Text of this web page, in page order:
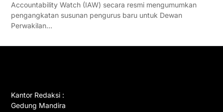
Accountability Watch (IAW) secara resmi mengumumkan
pengangkatan susunan pengurus baru untuk Dewan
Perwakilan…
Kantor Redaksi :
Gedung Mandira